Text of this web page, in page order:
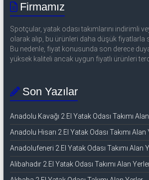
Firmamız
Spotçular, yatak odası takımlarını indirimli
olarak alıp, bu ürünleri daha düşük fiyatlarla
Bu nedenle, fiyat konusunda son derece
yüksek kaliteli ancak uygun fiyatlı ürünleri
Son Yazılar
Anadolu Kavağı 2.El Yatak Odası Takımı
Anadolu Hisarı 2.El Yatak Odası Takımı Alan
Anadolufeneri 2.El Yatak Odası Takımı Alan
Alibahadır 2.El Yatak Odası Takımı Alan